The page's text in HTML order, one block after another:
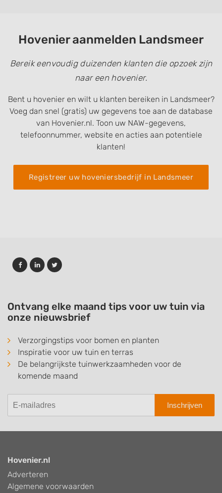
Hovenier aanmelden Landsmeer
Bereik eenvoudig duizenden klanten die opzoek zijn
naar een hovenier.
Bent u hovenier en wilt u klanten bereiken in Landsmeer?
Voeg dan snel (gratis) uw gegevens toe aan de database
van Hovenier.nl. Toon uw NAW-gegevens,
telefoonnummer, website en acties aan potentiele
klanten!
Registreer uw hoveniersbedrijf in Landsmeer
Ontvang elke maand tips voor uw tuin via
onze nieuwsbrief
Verzorgingstips voor bomen en planten
Inspiratie voor uw tuin en terras
De belangrijkste tuinwerkzaamheden voor de
komende maand
Inschrijven
Hovenier.nl
Adverteren
Algemene voorwaarden